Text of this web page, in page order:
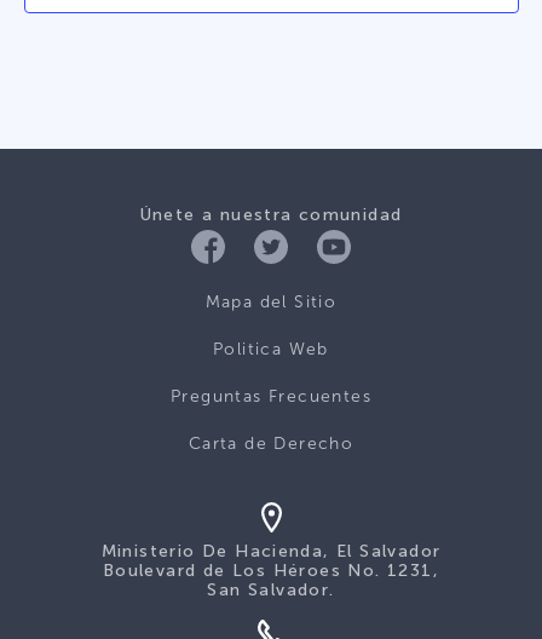
Únete a nuestra comunidad
Mapa del Sitio
Politica Web
Preguntas Frecuentes
Carta de Derecho
Ministerio De Hacienda, El Salvador
Boulevard de Los Héroes No. 1231,
San Salvador.